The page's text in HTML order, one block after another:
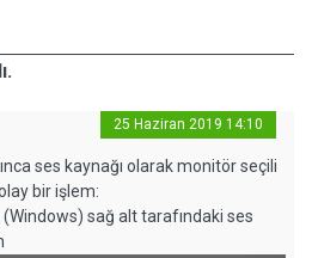
25 Haziran 2019 14:10
ses kaynağı olarak monitör seçili
bir işlem:
(Windows) sağ alt tarafındaki ses